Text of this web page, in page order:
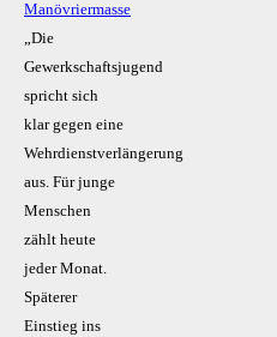
Manövriermasse
„Die
Gewerkschaftsjugend
spricht sich
klar gegen eine
Wehrdienstverlängerung
aus. Für junge
Menschen
zählt heute
jeder Monat.
Späterer
Einstieg ins